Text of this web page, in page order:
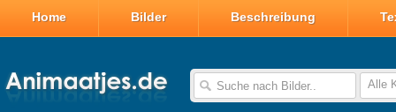
Home Bilder Beschreibung
Alle